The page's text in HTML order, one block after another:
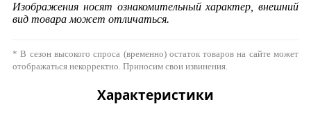
Изображения носят ознакомительный характер, внешний
вид товара может отличаться.
* В сезон высокого спроса (временно) остаток товаров на сайте может
отображаться некорректно. Приносим свои извинения.
Характеристики